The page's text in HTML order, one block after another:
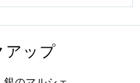
アップ